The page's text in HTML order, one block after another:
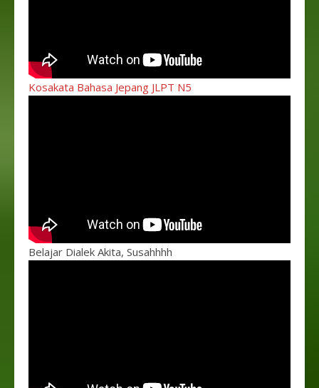
Kosakata Bahasa Jepang JLPT N5
Belajar Dialek Akita, Susahhhh